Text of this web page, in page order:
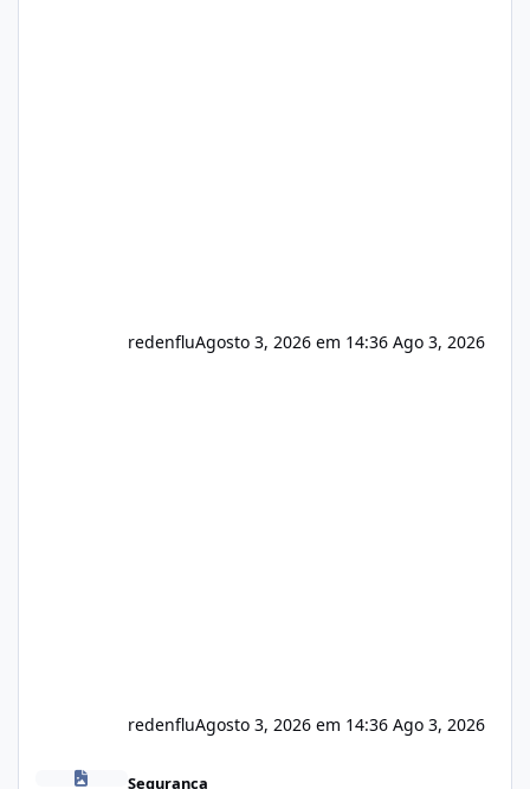
redenfluAgosto 3, 2026 em 14:36 Ago 3, 2026
redenfluAgosto 3, 2026 em 14:36 Ago 3, 2026
Vulnerabilidade no famoso VOX
Segurança